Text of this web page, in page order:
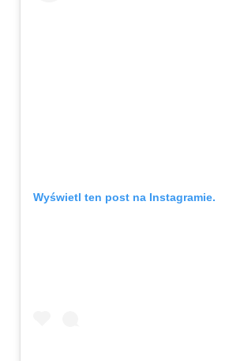
Wyświetl ten post na Instagramie.